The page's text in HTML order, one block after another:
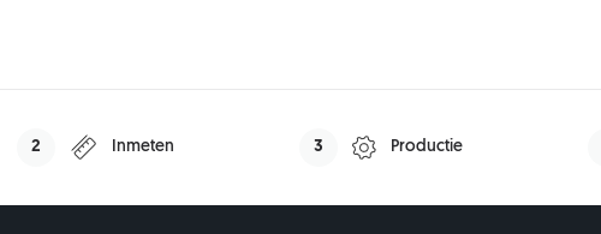
2 Inmeten 3 Productie